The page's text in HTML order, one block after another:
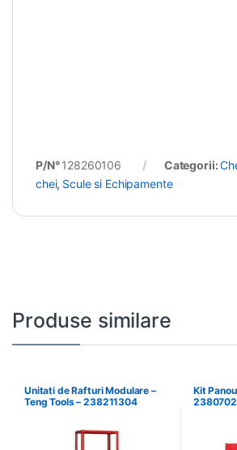
P/N°128260106 Categorii:
chei, Scule si Echipamente
Produse similare
Unitati de Rafturi Modulare –
Teng Tools – 238211304
Kit